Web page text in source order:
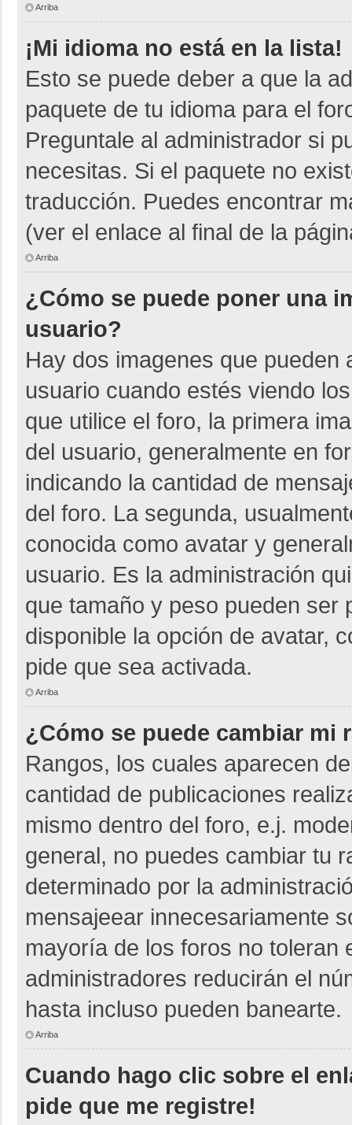
Arriba
¡Mi idioma no está en la lista!
Esto se puede deber a que la
paquete de tu idioma para el
Preguntale al administrador si
necesitas. Si el paquete no
traducción. Puedes encontrar
(ver el enlace al final de la
Arriba
¿Cómo se puede poner una
usuario?
Hay dos imagenes que
usuario cuando estés viendo
que utilice el foro, la primera
del usuario, generalmente en
indicando la cantidad de
del foro. La segunda,
conocida como avatar y
usuario. Es la administración
que tamaño y peso pueden ser
disponible la opción de avatar,
pide que sea activada.
Arriba
¿Cómo se puede cambiar mi
Rangos, los cuales aparecen
cantidad de publicaciones
mismo dentro del foro, e.j.
general, no puedes cambiar tu
determinado por la
mensajeear innecesariamente
mayoría de los foros no toleran
administradores reducirán el
hasta incluso pueden banearte.
Arriba
Cuando hago clic sobre el
pide que me registre!